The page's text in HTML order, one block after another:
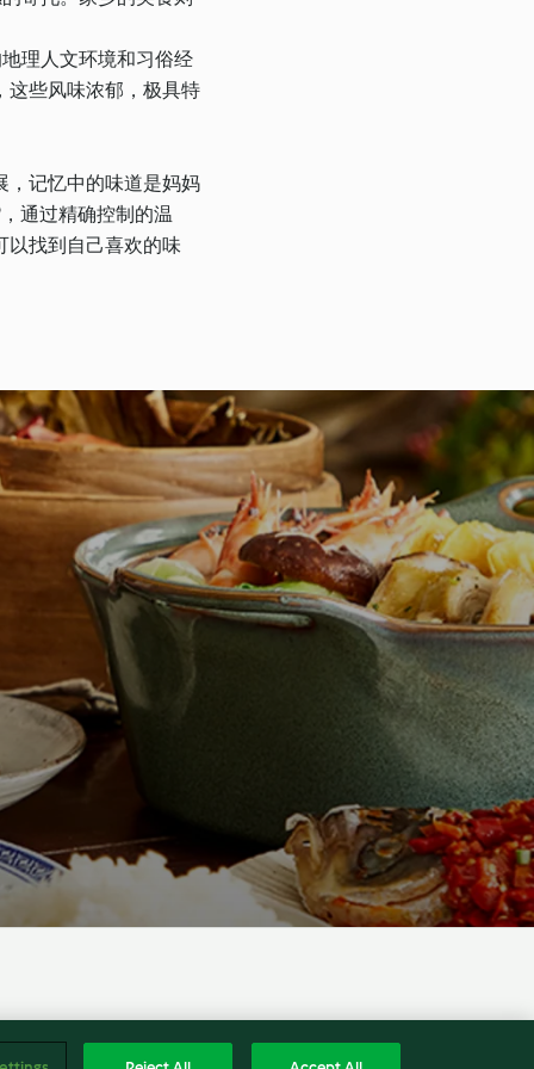
理人文环境和习俗经
这些风味浓郁，极具特
，记忆中的味道是妈妈
通过精确控制的温
以找到自己喜欢的味